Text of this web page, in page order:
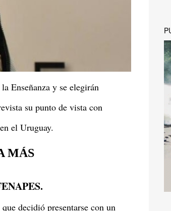
Enseñanza y se elegirán
su punto de vista con
el Uruguay.
MÁS
decidió presentarse con un